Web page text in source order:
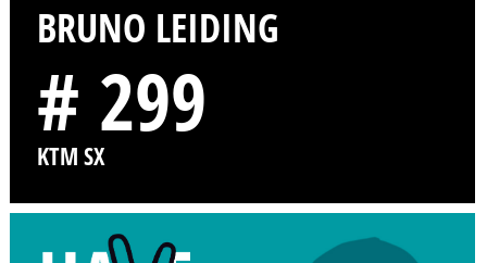
BRUNO LEIDING
# 299
KTM SX